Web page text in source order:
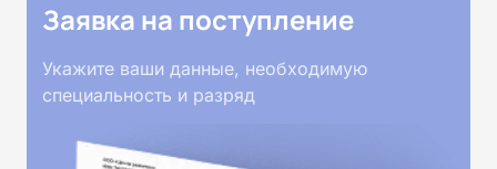
Заявка на поступление
Укажите ваши данные, необходимую
специальность и разряд